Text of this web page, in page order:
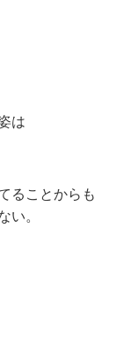
は
ることからも
い。